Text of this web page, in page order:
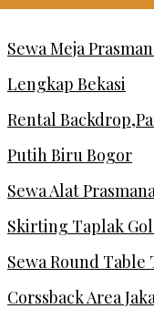
Sewa Meja
Lengkap Bekasi
Rental
Putih Biru Bogor
Sewa Alat
Skirting Taplak
Sewa Round
Corssback Area